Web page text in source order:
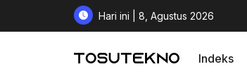
Hari ini | 8, Agustus 2026
Indeks